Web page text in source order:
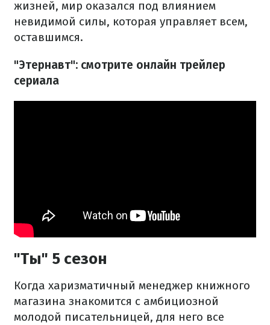
жизней, мир оказался под влиянием
невидимой силы, которая управляет всем,
оставшимся.
"Этернавт": смотрите онлайн трейлер
сериала
"Ты" 5 сезон
Когда харизматичный менеджер книжного
магазина знакомится с амбициозной
молодой писательницей, для него все